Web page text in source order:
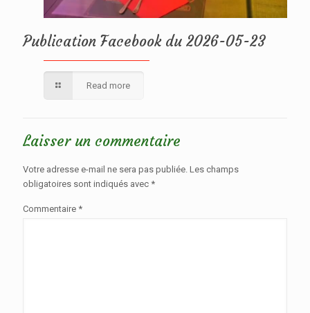
Publication Facebook du 2026-05-23
Read more
Laisser un commentaire
Votre adresse e-mail ne sera pas publiée. Les champs
obligatoires sont indiqués avec *
Commentaire *